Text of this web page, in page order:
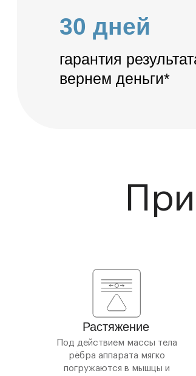
Растяжение
Под действием массы тела
рёбра аппарата мягко
погружаются в мышцы и